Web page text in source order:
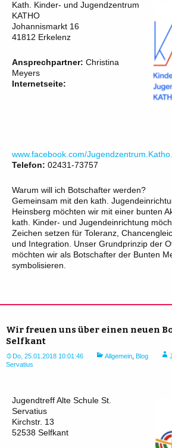
Kath. Kinder- und Jugendzentrum
KATHO
Johannismarkt 16
41812 Erkelenz
Ansprechpartner: Christina
Meyers
Internetseite:
www.facebook.com/
Telefon: 02431-73757
Warum will ich Botschafter werden?
Gemeinsam mit den kath.
Heinsberg möchten wir mit einer bunten
kath. Kinder- und Jugendeinrichtung
Zeichen setzen für Toleranz,
und Integration. Unser Grundprinzip der
möchten wir als Botschafter der Bunten
symbolisieren.
Wir freuen uns über einen neuen
Selfkant
Do, 25.01.2018 10:01:46 Allgemein Blog
Servatius
Jugendtreff Alte Schule St.
Servatius
Kirchstr. 13
52538 Selfkant